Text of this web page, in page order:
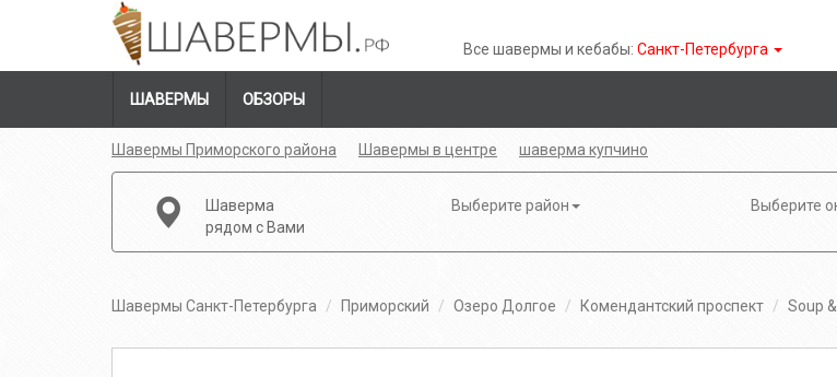
Все шавермы и кебабы:Санкт-Петербурга
ШАВЕРМЫ ОБЗОРЫ
Шавермы Приморского района Шавермы в центре шаверма купчино
Шаверма
рядом с Вами
Выберите район Выберите
Шавермы Санкт-Петербурга Приморский Озеро Долгое Комендантский проспект Soup